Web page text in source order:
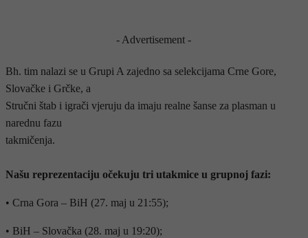
- Advertisement -
Bh. tim nalazi se u Grupi A zajedno sa selekcijama Crne Gore,
Slovačke i Grčke, a
Stručni štab i igrači vjeruju da imaju realne šanse za plasman u
narednu fazu
takmičenja.
Našu reprezentaciju očekuju tri utakmice u grupnoj fazi:
• Crna Gora – BiH (27. maj u 21:55);
• BiH – Slovačka (28. maj u 19:20);